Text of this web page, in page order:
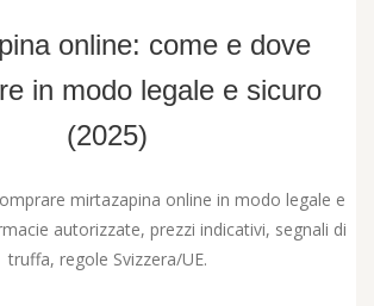
online: come e dove
in modo legale e sicuro
(2025)
mirtazapina online in modo legale e
autorizzate, prezzi indicativi, segnali di
truffa, regole Svizzera/UE.